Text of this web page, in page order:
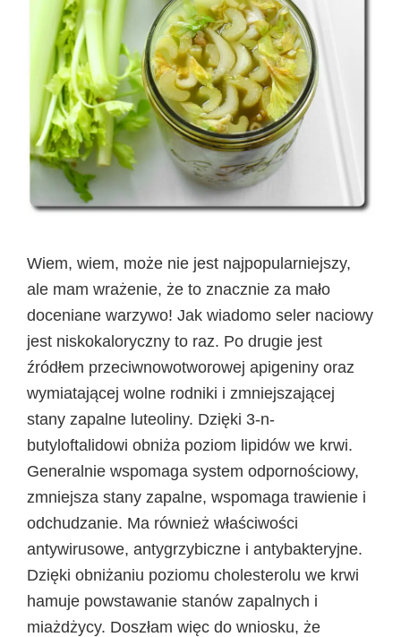
Wiem, wiem, może nie jest najpopularniejszy,
ale mam wrażenie, że to znacznie za mało
doceniane warzywo! Jak wiadomo seler naciowy
jest niskokaloryczny to raz. Po drugie jest
źródłem przeciwnowotworowej apigeniny oraz
wymiatającej wolne rodniki i zmniejszającej
stany zapalne luteoliny. Dzięki 3-n-
butyloftalidowi obniża poziom lipidów we krwi.
Generalnie wspomaga system odpornościowy,
zmniejsza stany zapalne, wspomaga trawienie i
odchudzanie. Ma również właściwości
antywirusowe, antygrzybiczne i antybakteryjne.
Dzięki obniżaniu poziomu cholesterolu we krwi
hamuje powstawanie stanów zapalnych i
miażdżycy. Doszłam więc do wniosku, że